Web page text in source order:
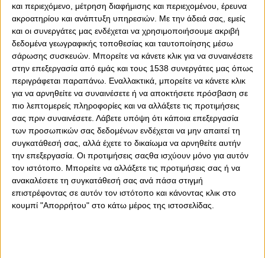
και περιεχόμενο, μέτρηση διαφήμισης και περιεχομένου, έρευνα
ακροατηρίου και ανάπτυξη υπηρεσιών. Με την άδειά σας, εμείς
και οι συνεργάτες μας ενδέχεται να χρησιμοποιήσουμε ακριβή
δεδομένα γεωγραφικής τοποθεσίας και ταυτοποίησης μέσω
σάρωσης συσκευών. Μπορείτε να κάνετε κλικ για να συναινέσετε
στην επεξεργασία από εμάς και τους 1538 συνεργάτες μας όπως
περιγράφεται παραπάνω. Εναλλακτικά, μπορείτε να κάνετε κλικ
για να αρνηθείτε να συναινέσετε ή να αποκτήσετε πρόσβαση σε
πιο λεπτομερείς πληροφορίες και να αλλάξετε τις προτιμήσεις
σας πριν συναινέσετε. Λάβετε υπόψη ότι κάποια επεξεργασία
των προσωπικών σας δεδομένων ενδέχεται να μην απαιτεί τη
συγκατάθεσή σας, αλλά έχετε το δικαίωμα να αρνηθείτε αυτήν
την επεξεργασία. Οι προτιμήσεις σαςθα ισχύουν μόνο για αυτόν
τον ιστότοπο. Μπορείτε να αλλάξετε τις προτιμήσεις σας ή να
ανακαλέσετε τη συγκατάθεσή σας ανά πάσα στιγμή
επιστρέφοντας σε αυτόν τον ιστότοπο και κάνοντας κλικ στο
κουμπί "Απορρήτου" στο κάτω μέρος της ιστοσελίδας.
Πέμπτη, 30 Μαρτίου 2023 - 21:25
Κλείστε τώρα την στρούγκα της
ντροπής!
Δεν είναι η πρώτη φορά που συνέβησαν αίσχη στη στρούγκα